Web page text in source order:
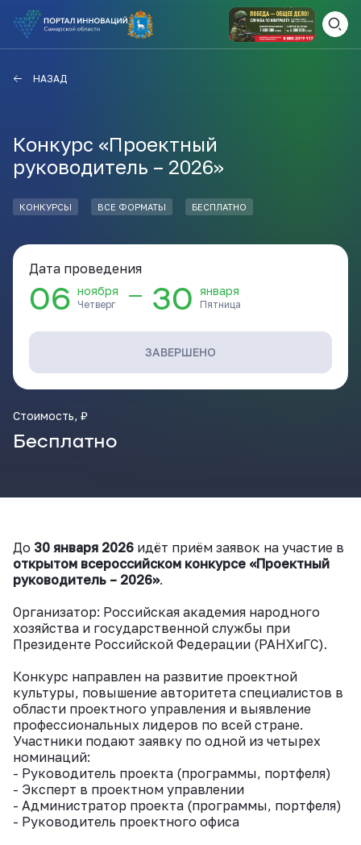
НАЗАД
Конкурс «Проектный
руководитель – 2026»
КОНКУРСЫ ВСЕ ФОРМАТЫ БЕСПЛАТНО
Дата проведения
06 ноября
Четверг — 30 января
Пятница
ЗАВЕРШЕНО
Стоимость, ₽
Бесплатно
До 30 января 2026 идёт приём заявок на участие в
открытом всероссийском конкурсе «Проектный
руководитель – 2026».
Организатор: Российская академия народного
хозяйства и государственной службы при
Президенте Российской Федерации (РАНХиГС).
Конкурс направлен на развитие проектной
культуры, повышение авторитета специалистов в
области проектного управления и выявление
профессиональных лидеров по всей стране.
Участники подают заявку по одной из четырех
номинаций:
- Руководитель проекта (программы, портфеля)
- Эксперт в проектном управлении
- Администратор проекта (программы, портфеля)
- Руководитель проектного офиса
Актуальные конкурсы
Новости компании
ЗАКРЫТЬ
ВАМ СЮДА
ПОЛЕЗНЫЕ СТАТЬИ И
НОВОСТИКАЖДЫЙ ДЕНЬ
ПОДПИСЫВАЙТЕСЬ